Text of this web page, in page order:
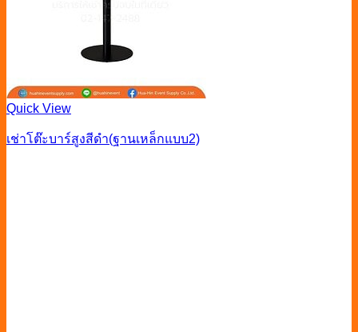
Quick View
เช่าโต๊ะบาร์สูงสีดำ(ฐานเหล็กแบบ2)